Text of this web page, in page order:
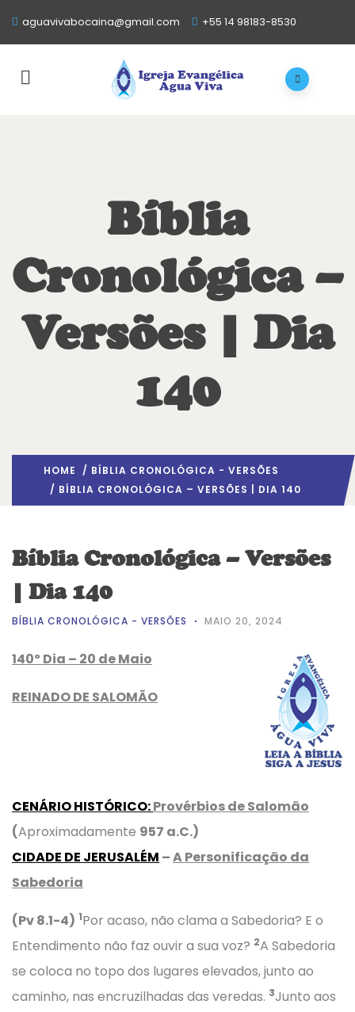
aguavivabocaina@gmail.com +55 14 98183-8530
Bíblia
Cronológica –
Versões | Dia
140
HOME / BÍBLIA CRONOLÓGICA - VERSÕES
/ BÍBLIA CRONOLÓGICA – VERSÕES | DIA 140
Bíblia Cronológica – Versões
| Dia 140
BÍBLIA CRONOLÓGICA - VERSÕES MAIO 20, 2024
140º Dia – 20 de Maio
REINADO DE SALOMÃO
CENÁRIO HISTÓRICO:Provérbios de Salomão
(Aproximadamente 957 a.C.)
CIDADE DE JERUSALÉM –A Personificação da
Sabedoria
(Pv 8.1-4) 1Por acaso, não clama a Sabedoria? E o
Entendimento não faz ouvir a sua voz? 2A Sabedoria
se coloca no topo dos lugares elevados, junto ao
caminho, nas encruzilhadas das veredas. 3Junto aos